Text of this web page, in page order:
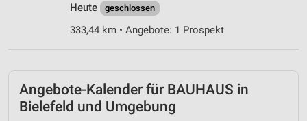
Heute
geschlossen
333,44 km • Angebote: 1 Prospekt
Angebote-Kalender für BAUHAUS in
Bielefeld und Umgebung